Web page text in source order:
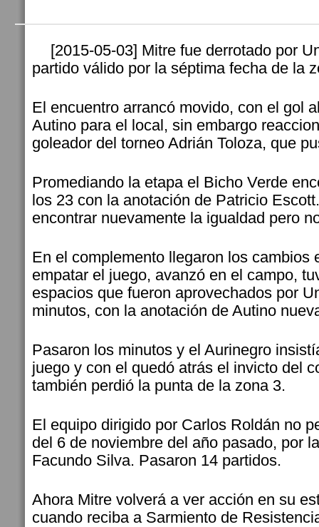
[2015-05-03] Mitre fue derrotado por
partido válido por la séptima fecha de la
El encuentro arrancó movido, con el gol
Autino para el local, sin embargo
goleador del torneo Adrián Toloza, que
Promediando la etapa el Bicho Verde
los 23 con la anotación de Patricio
encontrar nuevamente la igualdad pero
En el complemento llegaron los cambios
empatar el juego, avanzó en el campo,
espacios que fueron aprovechados por
minutos, con la anotación de Autino
Pasaron los minutos y el Aurinegro
juego y con el quedó atrás el invicto del
también perdió la punta de la zona 3.
El equipo dirigido por Carlos Roldán no
del 6 de noviembre del año pasado, por
Facundo Silva. Pasaron 14 partidos.
Ahora Mitre volverá a ver acción en su
cuando reciba a Sarmiento de